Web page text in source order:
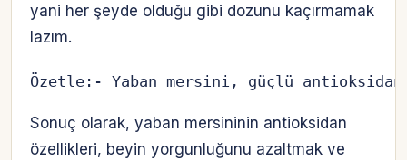
yani her şeyde olduğu gibi dozunu kaçırmamak
lazım.
Özetle:- Yaban mersini, güçlü
Sonuç olarak, yaban mersininin antioksidan
özellikleri, beyin yorgunluğunu azaltmak ve